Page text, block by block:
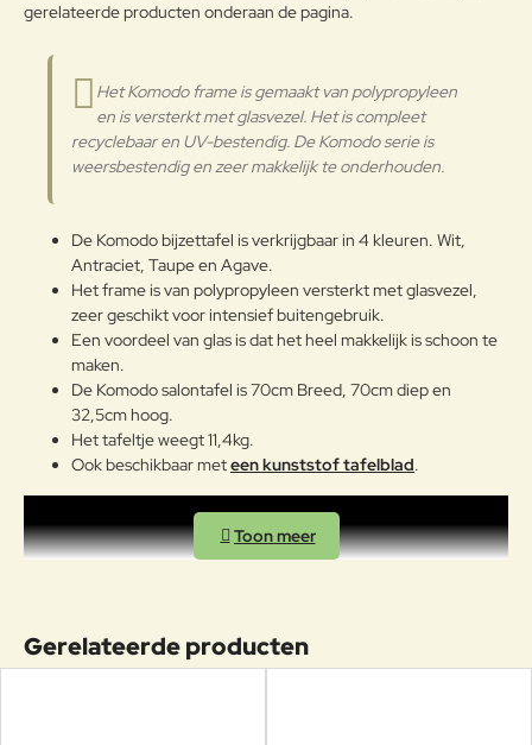
Waardering:
Waarderin
Slecht Goed
Verder
gerelateerde producten onderaan de pagina.
Het Komodo frame is gemaakt van polypropyleen
en is versterkt met glasvezel. Het is compleet
recyclebaar en UV-bestendig. De Komodo serie is
weersbestendig en zeer makkelijk te onderhouden.
De Komodo bijzettafel is verkrijgbaar in 4 kleuren. Wit,
Antraciet, Taupe en Agave.
Het frame is van polypropyleen versterkt met glasvezel,
zeer geschikt voor intensief buitengebruik.
Een voordeel van glas is dat het heel makkelijk is schoon te
maken.
De Komodo salontafel is 70cm Breed, 70cm diep en
32,5cm hoog.
Het tafeltje weegt 11,4kg.
Ook beschikbaar meteen kunststof tafelblad.
Gerelateerde producten